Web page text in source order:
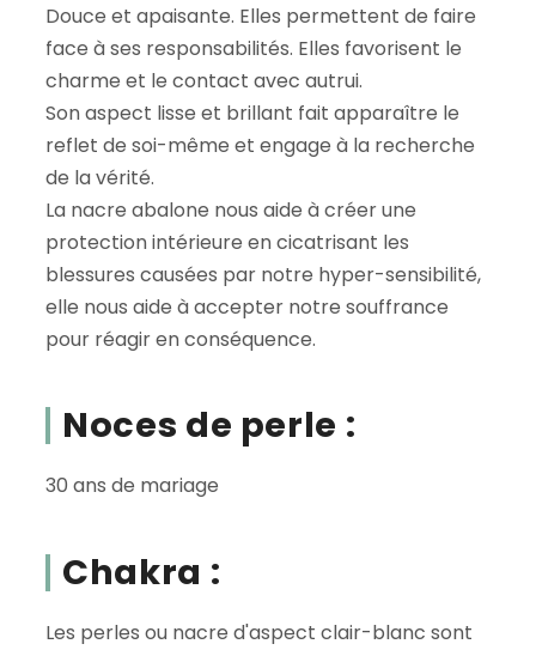
Douce et apaisante. Elles permettent de faire
face à ses responsabilités. Elles favorisent le
charme et le contact avec autrui.
Son aspect lisse et brillant fait apparaître le
reflet de soi-même et engage à la recherche
de la vérité.
La nacre abalone nous aide à créer une
protection intérieure en cicatrisant les
blessures causées par notre hyper-sensibilité,
elle nous aide à accepter notre souffrance
pour réagir en conséquence.
Noces de perle :
30 ans de mariage
Chakra :
Les perles ou nacre d'aspect clair-blanc sont